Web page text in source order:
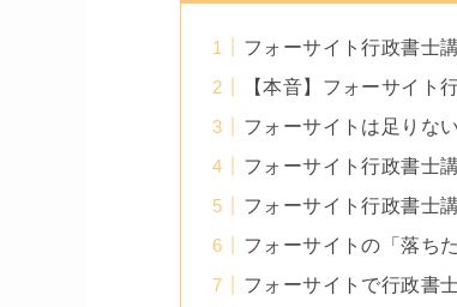
フォーサイト行政書士
【本音】フォーサイト
フォーサイトは足りな
フォーサイト行政書士
フォーサイト行政書士
フォーサイトの「落ち
フォーサイトで行政書